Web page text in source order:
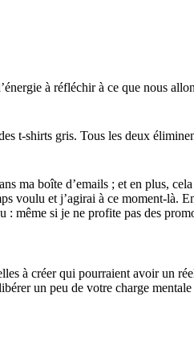
à réfléchir à ce que nous
t-shirts gris. Tous les deux
ma boîte d’emails ; et en plus,
voulu et j’agirai à ce moment-là.
même si je ne profite pas des
à créer qui pourraient avoir un
un peu de votre charge